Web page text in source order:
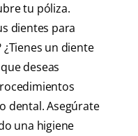
tu póliza.
dientes para
un diente
deseas
dental. Asegúrate
una higiene